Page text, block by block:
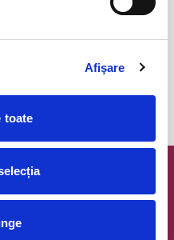
Afişare
toate
05
Bilete.ro
cu cele mai noi